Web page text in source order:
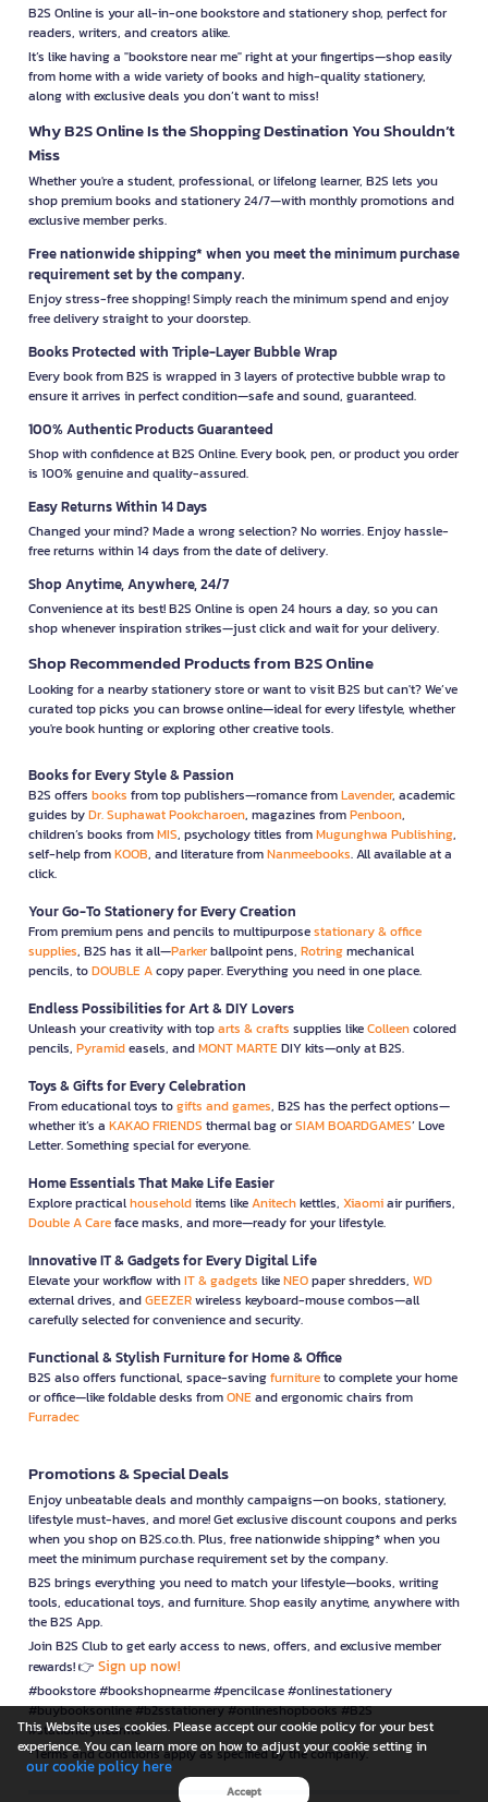
B2S Online is your all-in-one bookstore and stationery shop, perfect for
readers, writers, and creators alike.
It’s like having a "bookstore near me" right at your fingertips—shop easily
from home with a wide variety of books and high-quality stationery,
along with exclusive deals you don’t want to miss!
Why B2S Online Is the Shopping Destination You Shouldn’t
Miss
Whether you're a student, professional, or lifelong learner, B2S lets you
shop premium books and stationery 24/7—with monthly promotions and
exclusive member perks.
Free nationwide shipping* when you meet the minimum purchase
requirement set by the company.
Enjoy stress-free shopping! Simply reach the minimum spend and enjoy
free delivery straight to your doorstep.
Books Protected with Triple-Layer Bubble Wrap
Every book from B2S is wrapped in 3 layers of protective bubble wrap to
ensure it arrives in perfect condition—safe and sound, guaranteed.
100% Authentic Products Guaranteed
Shop with confidence at B2S Online. Every book, pen, or product you order
is 100% genuine and quality-assured.
Easy Returns Within 14 Days
Changed your mind? Made a wrong selection? No worries. Enjoy hassle-
free returns within 14 days from the date of delivery.
Shop Anytime, Anywhere, 24/7
Convenience at its best! B2S Online is open 24 hours a day, so you can
shop whenever inspiration strikes—just click and wait for your delivery.
Shop Recommended Products from B2S Online
Looking for a nearby stationery store or want to visit B2S but can't? We’ve
curated top picks you can browse online—ideal for every lifestyle, whether
you're book hunting or exploring other creative tools.
Books for Every Style & Passion
B2S offers books from top publishers—romance fromLavender, academic
guides byDr. Suphawat Pookcharoen, magazines fromPenboon,
children’s books fromMIS, psychology titles fromMugunghwa Publishing,
self-help fromKOOB, and literature fromNanmeebooks. All available at a
click.
Your Go-To Stationery for Every Creation
From premium pens and pencils to multipurposestationary & office
supplies, B2S has it all—Parkerballpoint pens, Rotringmechanical
pencils, toDOUBLE Acopy paper. Everything you need in one place.
Endless Possibilities for Art & DIY Lovers
Unleash your creativity with toparts & crafts supplies likeColleencolored
pencils, Pyramideasels, andMONT MARTEDIY kits—only at B2S.
Toys & Gifts for Every Celebration
From educational toys togifts and games, B2S has the perfect options—
whether it’s a KAKAO FRIENDS thermal bag orSIAM BOARDGAMES’ Love
Letter. Something special for everyone.
Home Essentials That Make Life Easier
Explore practicalhouseholditems likeAnitechkettles, Xiaomiair purifiers,
Double A Careface masks, and more—ready for your lifestyle.
Innovative IT & Gadgets for Every Digital Life
Elevate your workflow withIT & gadgets likeNEOpaper shredders, WD
external drives, andGEEZERwireless keyboard-mouse combos—all
carefully selected for convenience and security.
Functional & Stylish Furniture for Home & Office
B2S also offers functional, space-savingfurnitureto complete your home
or office—like foldable desks fromONEand ergonomic chairs from
Furradec
Promotions & Special Deals
Enjoy unbeatable deals and monthly campaigns—on books, stationery,
lifestyle must-haves, and more! Get exclusive discount coupons and perks
when you shop on B2S.co.th. Plus, free nationwide shipping* when you
meet the minimum purchase requirement set by the company.
B2S brings everything you need to match your lifestyle—books, writing
tools, educational toys, and furniture. Shop easily anytime, anywhere with
the B2S App.
Join B2S Club to get early access to news, offers, and exclusive member
rewards! 👉 Sign up now!
#bookstore #bookshopnearme #pencilcase #onlinestationery
#buybooksonline #b2sstationery #onlineshopbooks #B2S
#stationerynearme
*Terms and conditions apply as specified by the company.
This Website uses cookies. Please accept our cookie policy for your best
experience. You can learn more on how to adjust your cookie setting in
our cookie policy here
Accept